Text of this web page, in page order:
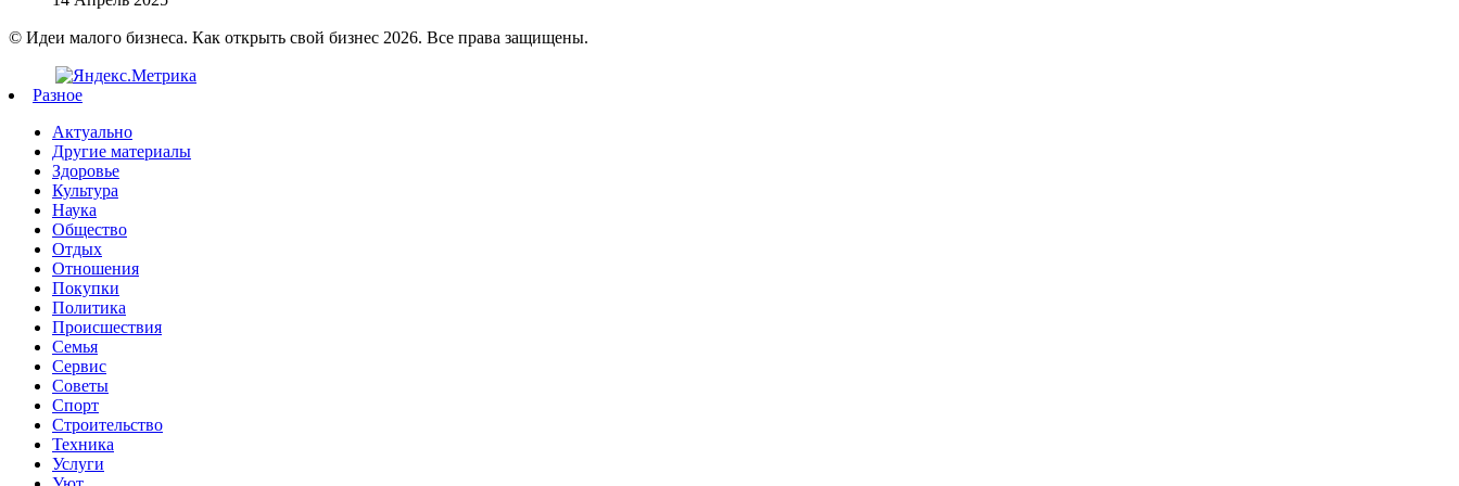
© Идеи малого бизнеса. Как открыть свой бизнес 2026. Все права защищены.
Разное
Актуально
Другие материалы
Здоровье
Культура
Наука
Общество
Отдых
Отношения
Покупки
Политика
Происшествия
Семья
Сервис
Советы
Спорт
Строительство
Техника
Услуги